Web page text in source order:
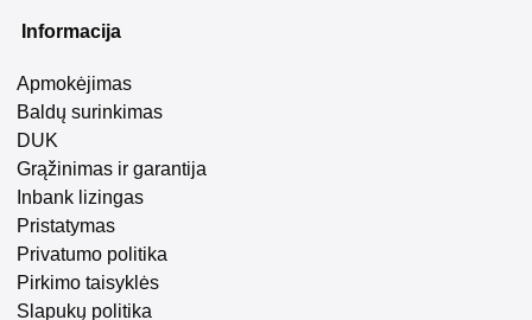
Informacija
Apmokėjimas
Baldų surinkimas
DUK
Grąžinimas ir garantija
Inbank lizingas
Pristatymas
Privatumo politika
Pirkimo taisyklės
Slapukų politika